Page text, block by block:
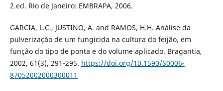
2.ed. Rio de Janeiro: EMBRAPA, 2006.
GARCIA, L.C., JUSTINO, A. and RAMOS, H.H. Análise da
pulverização de um fungicida na cultura do feijão, em
função do tipo de ponta e do volume aplicado. Bragantia,
2002, 61(3), 291-295. https://doi.org/10.1590/S0006-
87052002000300011